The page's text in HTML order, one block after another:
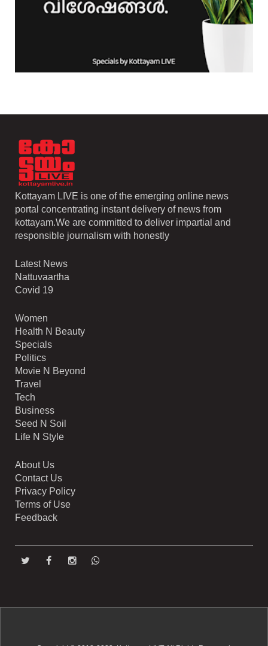
Kottayam LIVE is one of the emerging online news
portal concentrating instant delivery of news from
kottayam.We are committed to deliver impartial and
responsible journalism with honestly
Latest News
Nattuvaartha
Covid 19
Women
Health N Beauty
Specials
Politics
Movie N Beyond
Travel
Tech
Business
Seed N Soil
Life N Style
About Us
Contact Us
Privacy Policy
Terms of Use
Feedback